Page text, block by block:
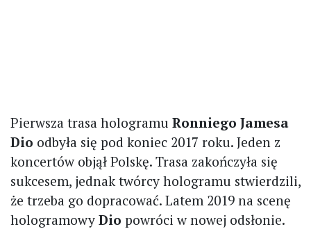
Pierwsza trasa hologramu Ronniego Jamesa
Dio odbyła się pod koniec 2017 roku. Jeden z
koncertów objął Polskę. Trasa zakończyła się
sukcesem, jednak twórcy hologramu stwierdzili,
że trzeba go dopracować. Latem 2019 na scenę
hologramowy Dio powróci w nowej odsłonie.